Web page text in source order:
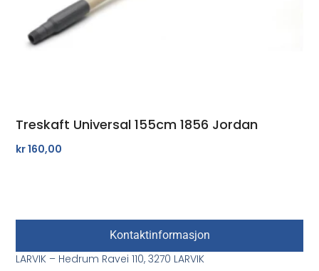
Treskaft Universal 155cm 1856 Jordan
kr160,00
Kontaktinformasjon
LARVIK – Hedrum Ravei 110, 3270 LARVIK